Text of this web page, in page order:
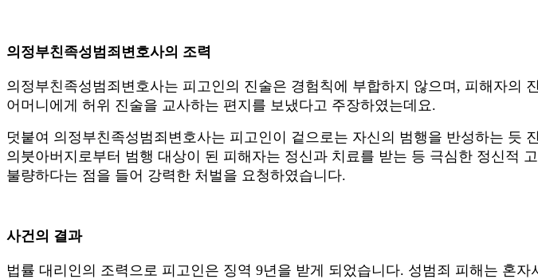
의정부친족성범죄변호사의 조력
의정부친족성범죄변호사는 피고인의 진술은 경험칙에 부합하지 않으며, 피해자의
어머니에게 허위 진술을 교사하는 편지를 보냈다고 주장하였는데요.
덧붙여 의정부친족성범죄변호사는 피고인이 겉으로는 자신의 범행을 반성하는
의붓아버지로부터 범행 대상이 된 피해자는 정신과 치료를 받는 등 극심한 정신적
불량하다는 점을 들어 강력한 처벌을 요청하였습니다.
사건의 결과
법률 대리인의 조력으로 피고인은 징역 9년을 받게 되었습니다. 성범죄 피해는 혼